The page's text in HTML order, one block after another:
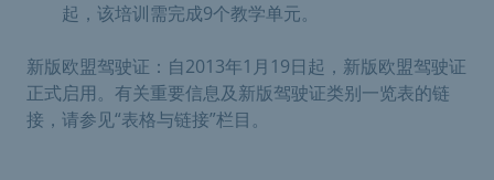
起，该培训需完成9个教学单元。
新版欧盟驾驶证：自2013年1月19日起，新版欧盟驾驶证
正式启用。有关重要信息及新版驾驶证类别一览表的链
接，请参见“表格与链接”栏目。